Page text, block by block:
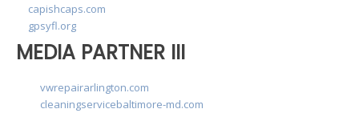
capishcaps.com
gpsyfl.org
MEDIA PARTNER III
vwrepairarlington.com
cleaningservicebaltimore-md.com